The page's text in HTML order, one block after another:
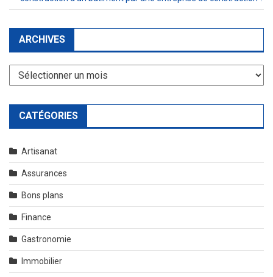
ARCHIVES
Archives
CATÉGORIES
Artisanat
Assurances
Bons plans
Finance
Gastronomie
Immobilier